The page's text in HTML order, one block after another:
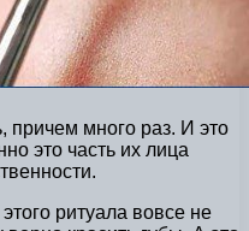
причем много раз. И это
это часть их лица
ритуала вовсе не